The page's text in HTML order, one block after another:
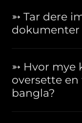
➳ Tar dere
dokumenter
➳ Hvor mye
oversette
bangla?